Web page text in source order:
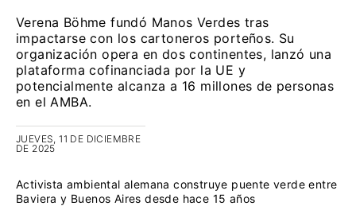
Verena Böhme fundó Manos Verdes tras
impactarse con los cartoneros porteños. Su
organización opera en dos continentes, lanzó una
plataforma cofinanciada por la UE y
potencialmente alcanza a 16 millones de personas
en el AMBA.
JUEVES, 11 DE DICIEMBRE
DE 2025
Activista ambiental alemana construye puente verde entre
Baviera y Buenos Aires desde hace 15 años